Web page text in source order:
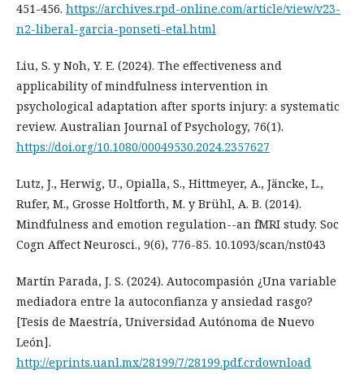
451-456. https://archives.rpd-online.com/article/view/v23-
n2-liberal-garcia-ponseti-etal.html
Liu, S. y Noh, Y. E. (2024). The effectiveness and
applicability of mindfulness intervention in
psychological adaptation after sports injury: a systematic
review. Australian Journal of Psychology, 76(1).
https://doi.org/10.1080/00049530.2024.2357627
Lutz, J., Herwig, U., Opialla, S., Hittmeyer, A., Jäncke, L.,
Rufer, M., Grosse Holtforth, M. y Brühl, A. B. (2014).
Mindfulness and emotion regulation--an fMRI study. Soc
Cogn Affect Neurosci., 9(6), 776-85. 10.1093/scan/nst043
Martín Parada, J. S. (2024). Autocompasión ¿Una variable
mediadora entre la autoconfianza y ansiedad rasgo?
[Tesis de Maestría, Universidad Autónoma de Nuevo
León].
http://eprints.uanl.mx/28199/7/28199.pdf.crdownload